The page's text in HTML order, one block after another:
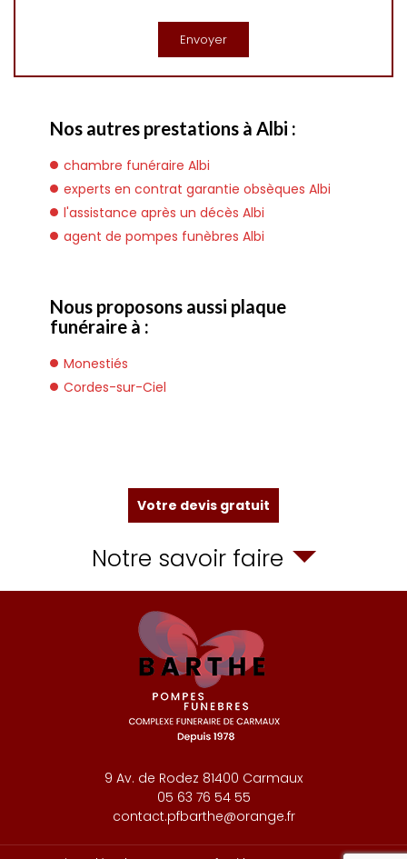
Nos autres prestations à Albi :
chambre funéraire Albi
experts en contrat garantie obsèques Albi
l'assistance après un décès Albi
agent de pompes funèbres Albi
Nous proposons aussi plaque
funéraire à :
Monestiés
Cordes-sur-Ciel
Votre devis gratuit
Notre savoir faire
9 Av. de Rodez 81400 Carmaux
05 63 76 54 55
contact.pfbarthe@orange.fr